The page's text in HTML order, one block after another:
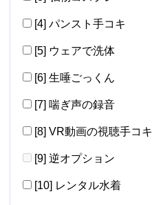
[4] パンスト手コキ
[5] ウェアで洗体
[6] 生唾ごっくん
[7] 喘ぎ声の録音
[8] VR動画の視聴手コキ
[9] 逆オプション
[10] レンタル水着